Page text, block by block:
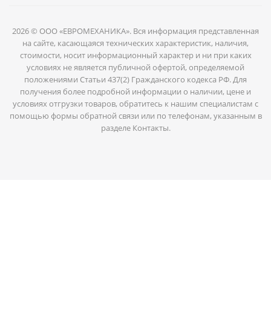
2026 © ООО «ЕВРОМЕХАНИКА». Вся информация представленная
на сайте, касающаяся технических характеристик, наличия,
стоимости, носит информационный характер и ни при каких
условиях не является публичной офертой, определяемой
положениями Статьи 437(2) Гражданского кодекса РФ. Для
получения более подробной информации о наличии, цене и
условиях отгрузки товаров, обратитесь к нашим специалистам с
помощью формы обратной связи или по телефонам, указанным в
разделе Контакты.